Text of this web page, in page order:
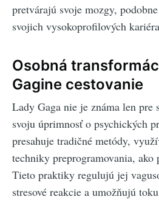
pretvárajú svoje mozgy,
svojich vysokoprofilových
Osobná
Gagine cestovanie
Lady Gaga nie je známa len pre
svoju úprimnosť o psychických
presahuje tradičné metódy,
techniky preprogramovania, ako
Tieto praktiky regulujú jej
stresové reakcie a umožňujú